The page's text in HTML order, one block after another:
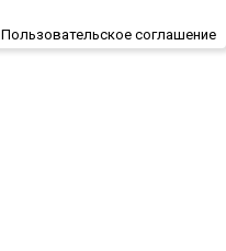
Пользовательское соглашение